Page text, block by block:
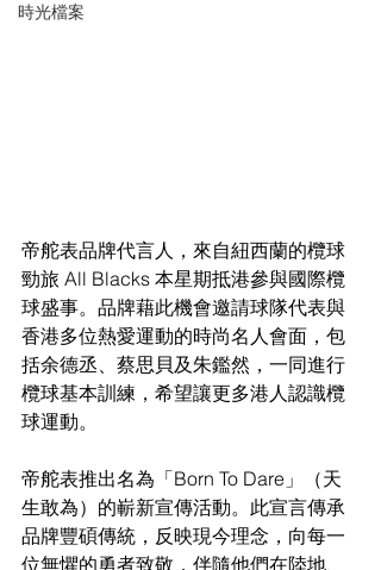
時光檔案
帝舵表品牌代言人，來自紐西蘭的欖球
勁旅 All Blacks 本星期抵港參與國際欖
球盛事。品牌藉此機會邀請球隊代表與
香港多位熱愛運動的時尚名人會面，包
括余德丞、蔡思貝及朱鑑然，一同進行
欖球基本訓練，希望讓更多港人認識欖
球運動。
帝舵表推出名為「Born To Dare」（天
生敢為）的嶄新宣傳活動。此宣言傳承
品牌豐碩傳統，反映現今理念，向每一
位無懼的勇者致敬，伴隨他們在陸地、